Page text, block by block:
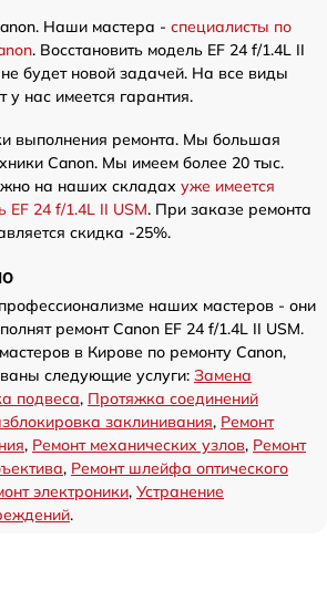
Наши мастера - специалисты по
. Восстановить модель EF 24 f/1.4L II
будет новой задачей. На все виды
у нас имеется гарантия.
выполнения ремонта. Мы большая
Canon. Мы имеем более 20 тыс.
на наших складах уже имеется
EF 24 f/1.4L II USM. При заказе ремонта
скидка -25%.
наших мастеров - они
ремонт Canon EF 24 f/1.4L II USM.
в Кирове по ремонту Canon,
следующие услуги: Замена
подвеса, Протяжка соединений
заклинивания, Ремонт
, Ремонт механических узлов, Ремонт
, Ремонт шлейфа оптического
электроники, Устранение
.